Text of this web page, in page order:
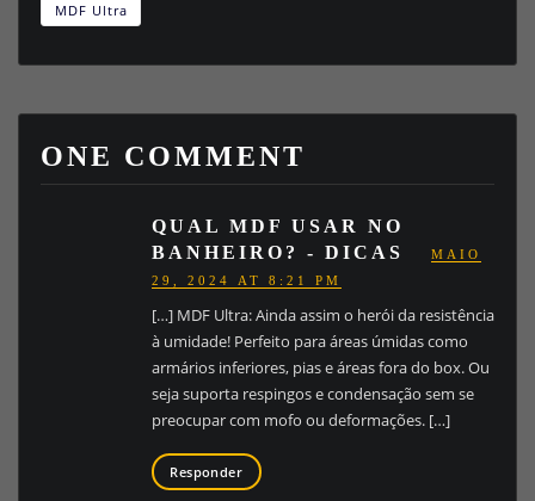
MDF Ultra
ONE COMMENT
QUAL MDF USAR NO
BANHEIRO? - DICAS
MAIO
29, 2024 AT 8:21 PM
[…] MDF Ultra: Ainda assim o herói da resistência
à umidade! Perfeito para áreas úmidas como
armários inferiores, pias e áreas fora do box. Ou
seja suporta respingos e condensação sem se
preocupar com mofo ou deformações. […]
Responder